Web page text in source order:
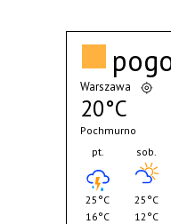
Warszawa
20°C
Pochmurno
pt.
25°C
16°C
sob.
25°C
12°C